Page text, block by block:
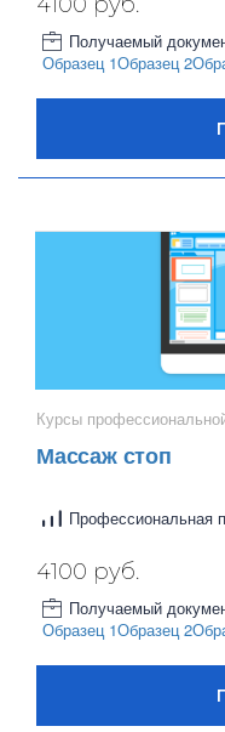
Получаемый
Образец 1Образец 2
Курсы
Массаж стоп
Профессиональная
4100 руб.
Получаемый
Образец 1Образец 2